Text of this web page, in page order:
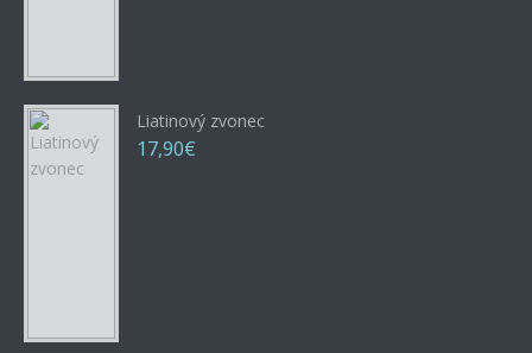
Liatinový zvonec
17,90€